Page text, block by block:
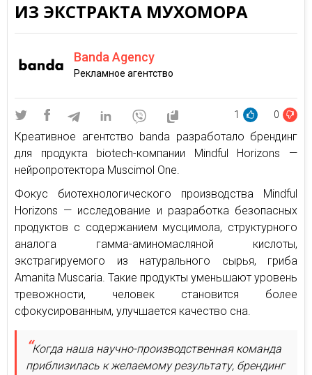
ИЗ ЭКСТРАКТА МУХОМОРА
Banda Agency
Рекламное агентство
1 0
Креативное агентство banda разработало брендинг
для продукта biotech-компании Mindful Horizons —
нейропротектора Muscimol One.
Фокус биотехнологического производства Mindful
Horizons — исследование и разработка безопасных
продуктов с содержанием мусцимола, структурного
аналога гамма-аминомасляной кислоты,
экстрагируемого из натурального сырья, гриба
Amanita Muscaria. Такие продукты уменьшают уровень
тревожности, человек становится более
сфокусированным, улучшается качество сна.
Когда наша научно-производственная команда
приблизилась к желаемому результату, брендинг